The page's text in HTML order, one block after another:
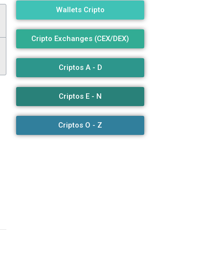
Wallets Cripto
Cripto Exchanges (CEX/DEX)
Criptos A - D
Criptos E - N
Criptos O - Z